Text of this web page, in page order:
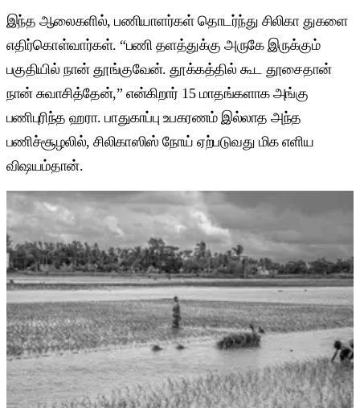
இந்த ஆலைகளில், பணியாளர்கள் தொடர்ந்து சிலிகா துகளை
எதிர்கொள்வார்கள். “பணி தளத்துக்கு அருகே இருக்கும்
பகுதியில் நான் தூங்குவேன். தூக்கத்தில் கூட தூசைதான்
நான் சுவாசித்தேன்,” என்கிறார் 15 மாதங்களாக அங்கு
பணிபுரிந்த ஹரா. பாதுகாப்பு உபகரணம் இல்லாத அந்த
பணிச்சூழலில், சிலிகாஸிஸ் நோய் ஏற்படுவது மிக எளிய
விஷயம்தான்.